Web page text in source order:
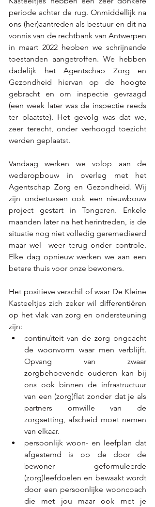
periode achter de rug. Onmiddellijk na
ons (her)aantreden als bestuur en dit na
vonnis van de rechtbank van Antwerpen
in maart 2022 hebben we schrijnende
toestanden aangetroffen. We hebben
dadelijk het Agentschap Zorg en
Gezondheid hiervan op de hoogte
gebracht en om inspectie gevraagd
(een week later was de inspectie reeds
ter plaatste). Het gevolg was dat we,
zeer terecht, onder verhoogd toezicht
werden geplaatst.
Vandaag werken we volop aan de
wederopbouw in overleg met het
Agentschap Zorg en Gezondheid. Wij
zijn ondertussen ook een nieuwbouw
project gestart in Tongeren. Enkele
maanden later na het herintreden, is de
situatie nog niet volledig geremedieerd
maar wel  weer terug onder controle.
Elke dag opnieuw werken we aan een
betere thuis voor onze bewoners.
Het positieve verschil of waar De Kleine
Kasteeltjes zich zeker wil differentiëren
op het vlak van zorg en ondersteuning
zijn:
continuïteit van de zorg ongeacht
de woonvorm waar men verblijft.
Opvang van zwaar
zorgbehoevende ouderen kan bij
ons ook binnen de infrastructuur
van een (zorg)flat zonder dat je als
partners omwille van de
zorgsetting, afscheid moet nemen
van elkaar.
persoonlijk woon- en leefplan dat
afgestemd is op de door de
bewoner geformuleerde
(zorg)leefdoelen en bewaakt wordt
door een persoonlijke wooncoach
die met jou maar ook met je